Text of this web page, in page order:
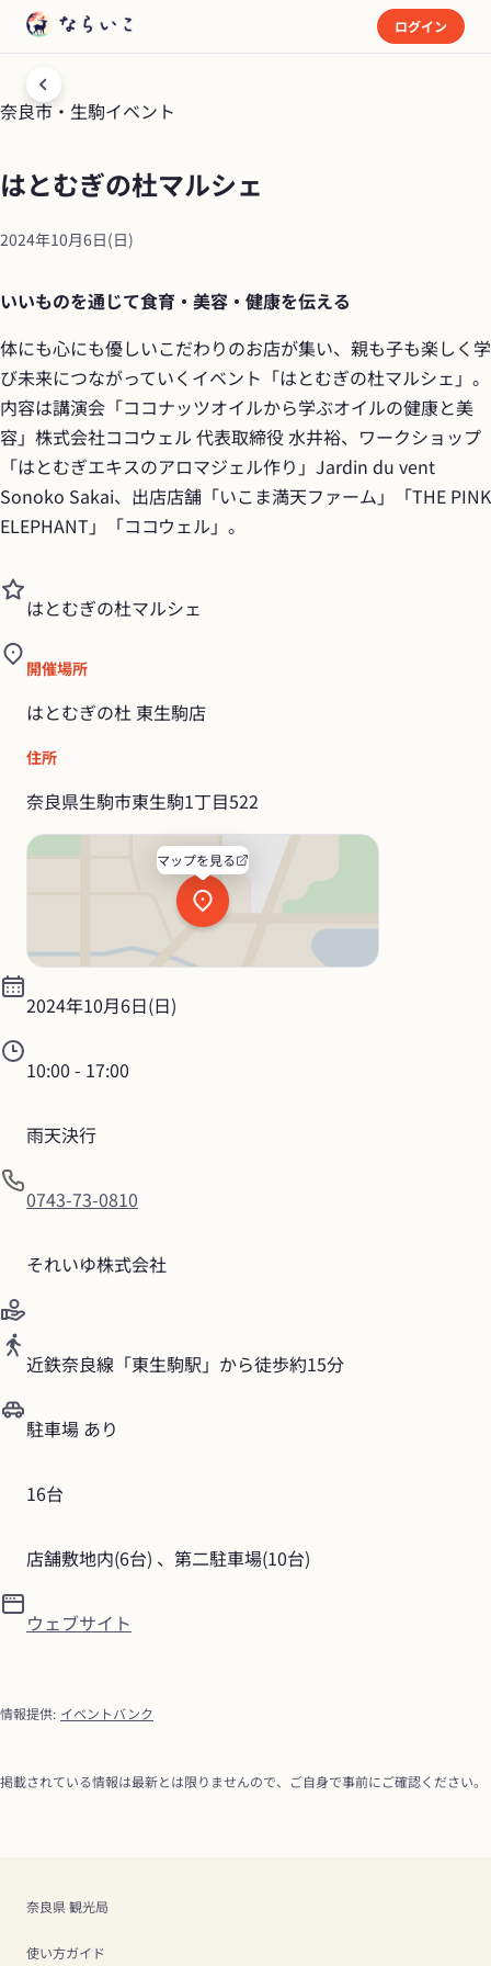
ログイン
奈良市・生駒イベント
はとむぎの杜マルシェ
2024年10月6日(日)
いいものを通じて食育・美容・健康を伝える
体にも心にも優しいこだわりのお店が集い、親も子も楽しく学
び未来につながっていくイベント「はとむぎの杜マルシェ」。
内容は講演会「ココナッツオイルから学ぶオイルの健康と美
容」株式会社ココウェル 代表取締役 水井裕、ワークショップ
「はとむぎエキスのアロマジェル作り」Jardin du vent
Sonoko Sakai、出店店舗「いこま満天ファーム」「THE PINK
ELEPHANT」「ココウェル」。
はとむぎの杜マルシェ
開催場所
はとむぎの杜 東生駒店
住所
奈良県生駒市東生駒1丁目522
マップを見る
2024年10月6日(日)
10:00 - 17:00
雨天決行
0743-73-0810
それいゆ株式会社
近鉄奈良線「東生駒駅」から徒歩約15分
駐車場 あり
16台
店舗敷地内(6台) 、第二駐車場(10台)
ウェブサイト
情報提供: イベントバンク
掲載されている情報は最新とは限りませんので、ご自身で事前にご確認ください。
奈良県 観光局
使い方ガイド